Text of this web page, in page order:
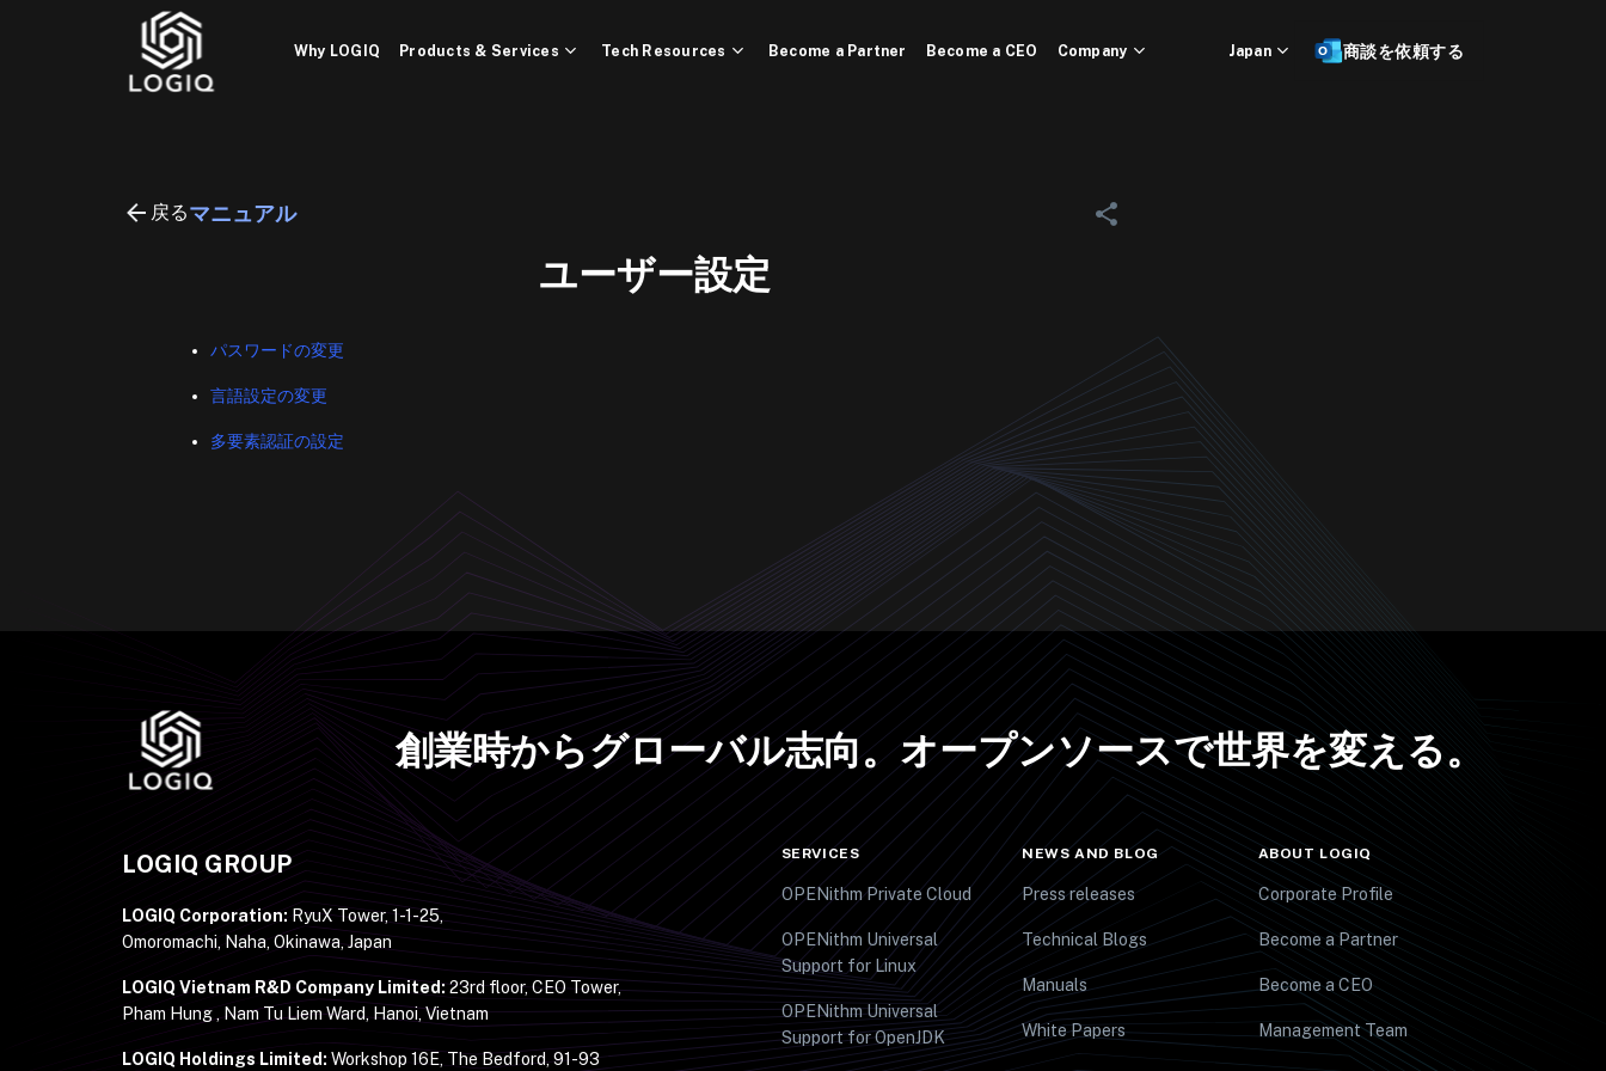
Why LOGIQ Products & Services Tech Resources Become a Partner Become a CEO Company Japan 商談を依頼する
戻るマニュアル
ユーザー設定
パスワードの変更
言語設定の変更
多要素認証の設定
創業時からグローバル志向。オープンソースで世界を変える。
LOGIQ GROUP
LOGIQ Corporation: RyuX Tower, 1-1-25,
Omoromachi, Naha, Okinawa, Japan
LOGIQ Vietnam R&D Company Limited: 23rd floor, CEO Tower,
Pham Hung , Nam Tu Liem Ward, Hanoi, Vietnam
LOGIQ Holdings Limited: Workshop 16E, The Bedford, 91-93
SERVICES
OPENithm Private Cloud
OPENithm Universal
Support for Linux
OPENithm Universal
Support for OpenJDK
NEWS AND BLOG
Press releases
Technical Blogs
Manuals
White Papers
ABOUT LOGIQ
Corporate Profile
Become a Partner
Become a CEO
Management Team